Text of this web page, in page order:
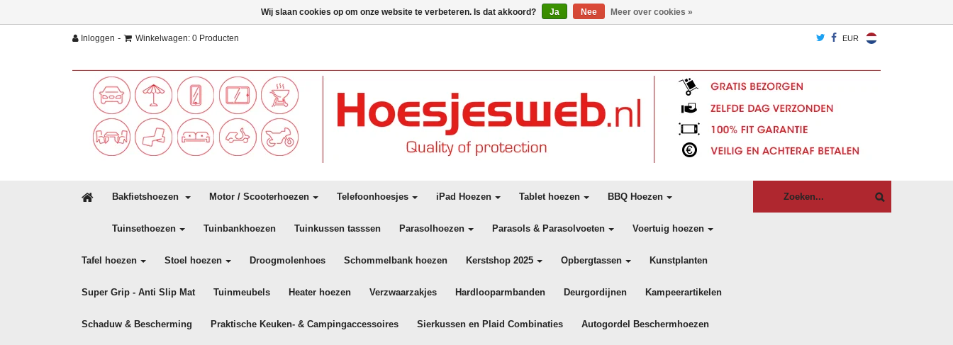
Inloggen - Winkelwagen: 0 Producten EUR
Bakfietshoezen Motor / Scooterhoezen Telefoonhoesjes iPad Hoezen Tablet hoezen BBQ Hoezen
Tuinsethoezen Tuinbankhoezen Tuinkussen tasssen Parasolhoezen Parasols & Parasolvoeten Voertuig hoezen
Tafel hoezen Stoel hoezen Droogmolenhoes Schommelbank hoezen Kerstshop 2025 Opbergtassen Kunstplanten
Super Grip - Anti Slip Mat Tuinmeubels Heater hoezen Verzwaarzakjes Hardlooparmbanden Deurgordijnen Kampeerartikelen
Schaduw & Bescherming Praktische Keuken- & Campingaccessoires Sierkussen en Plaid Combinaties Autogordel Beschermhoezen
Wij slaan cookies op om onze website te verbeteren. Is dat akkoord? Ja Nee Meer over cookies »